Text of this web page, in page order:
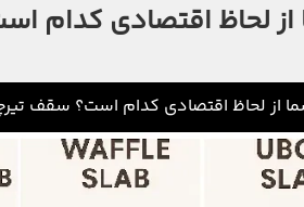
لحاظ اقتصادی کدام
از لحاظ اقتصادی کدام است؟ سقف